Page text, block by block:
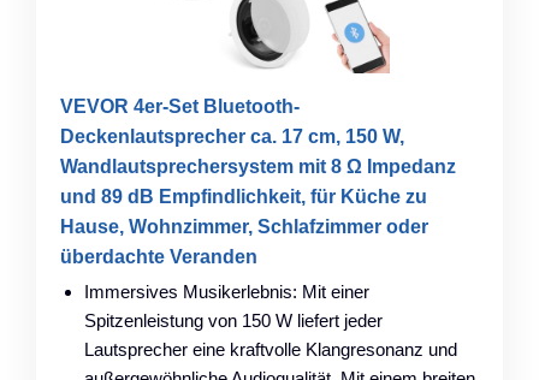
VEVOR 4er-Set Bluetooth-
Deckenlautsprecher ca. 17 cm, 150 W,
Wandlautsprechersystem mit 8 Ω Impedanz
und 89 dB Empfindlichkeit, für Küche zu
Hause, Wohnzimmer, Schlafzimmer oder
überdachte Veranden
Immersives Musikerlebnis: Mit einer
Spitzenleistung von 150 W liefert jeder
Lautsprecher eine kraftvolle Klangresonanz und